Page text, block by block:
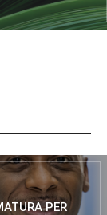
PER